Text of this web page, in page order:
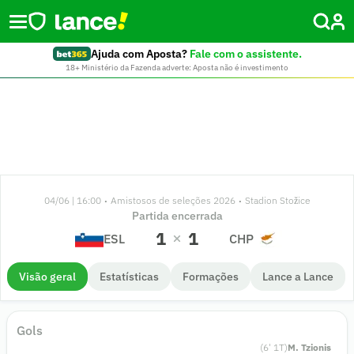
Ajuda com Aposta? Fale com o assistente.
18+ Ministério da Fazenda adverte: Aposta não é investimento
04/06 | 16:00 • Amistosos de seleções 2026 • Stadion Stožice
Partida encerrada
ESL 1 1 CHP
Visão geral Estatísticas Formações Lance a Lance
Gols
(6' 1T)M. Tzionis